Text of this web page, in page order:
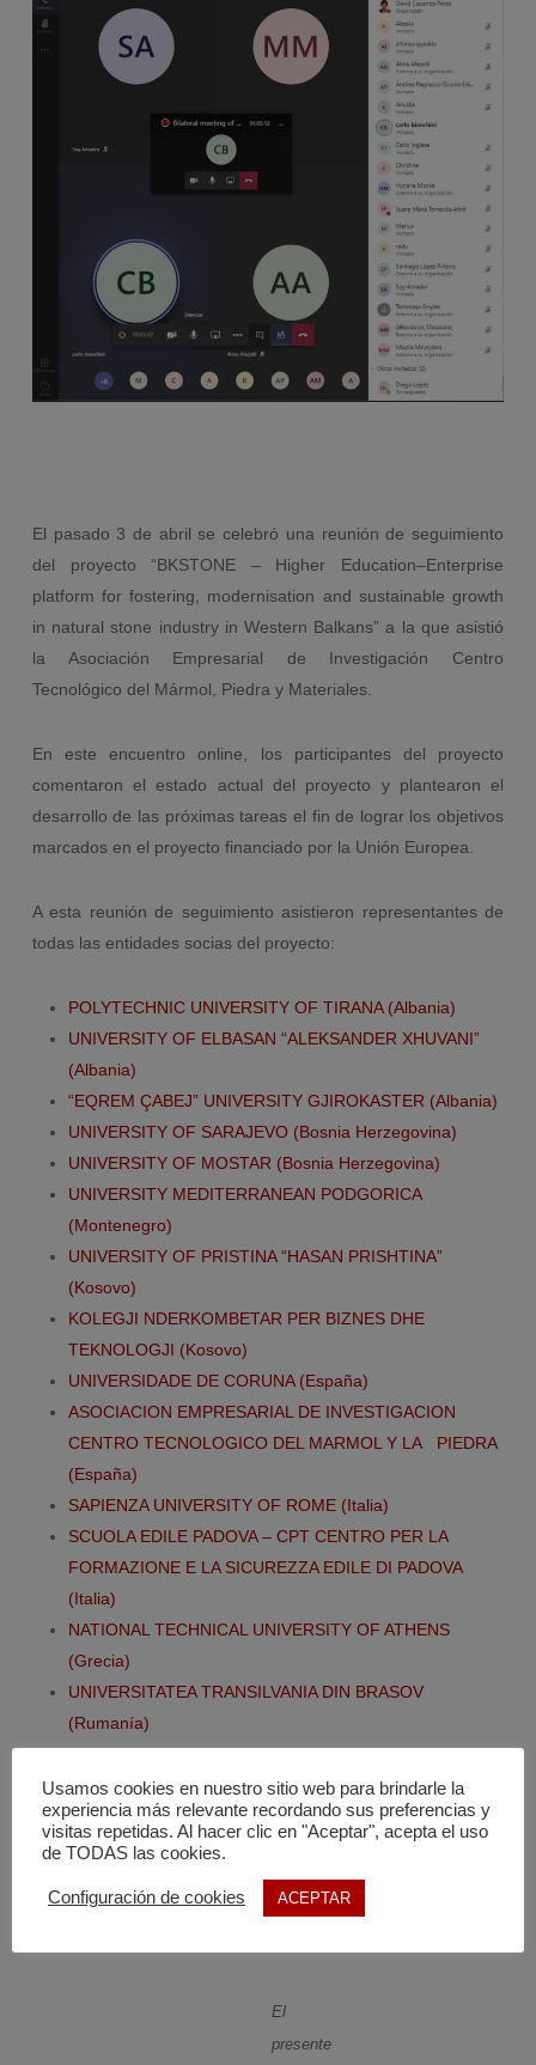
El pasado 3 de abril se celebró una reunión de seguimiento
del proyecto “BKSTONE – Higher Education–Enterprise
platform for fostering, modernisation and sustainable growth
in natural stone industry in Western Balkans” a la que asistió
la Asociación Empresarial de Investigación Centro
Tecnológico del Mármol, Piedra y Materiales.
En este encuentro online, los participantes del proyecto
comentaron el estado actual del proyecto y plantearon el
desarrollo de las próximas tareas el fin de lograr los objetivos
marcados en el proyecto financiado por la Unión Europea.
A esta reunión de seguimiento asistieron representantes de
todas las entidades socias del proyecto:
POLYTECHNIC UNIVERSITY OF TIRANA (Albania)
UNIVERSITY OF ELBASAN “ALEKSANDER XHUVANI”
(Albania)
“EQREM ÇABEJ” UNIVERSITY GJIROKASTER (Albania)
UNIVERSITY OF SARAJEVO (Bosnia Herzegovina)
UNIVERSITY OF MOSTAR (Bosnia Herzegovina)
UNIVERSITY MEDITERRANEAN PODGORICA
(Montenegro)
UNIVERSITY OF PRISTINA “HASAN PRISHTINA”
(Kosovo)
KOLEGJI NDERKOMBETAR PER BIZNES DHE
TEKNOLOGJI (Kosovo)
UNIVERSIDADE DE CORUNA (España)
ASOCIACION EMPRESARIAL DE INVESTIGACION
CENTRO TECNOLOGICO DEL MARMOL Y LA PIEDRA
(España)
SAPIENZA UNIVERSITY OF ROME (Italia)
SCUOLA EDILE PADOVA – CPT CENTRO PER LA
FORMAZIONE E LA SICUREZZA EDILE DI PADOVA
(Italia)
NATIONAL TECHNICAL UNIVERSITY OF ATHENS
(Grecia)
UNIVERSITATEA TRANSILVANIA DIN BRASOV
(Rumanía)
El
presente
Usamos cookies en nuestro sitio web para brindarle la
experiencia más relevante recordando sus preferencias y
visitas repetidas. Al hacer clic en "Aceptar", acepta el uso
de TODAS las cookies.
Configuración de cookies ACEPTAR